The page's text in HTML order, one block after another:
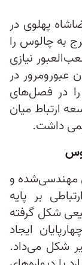
پهلوی در
مسیر کرج به چالوس را
نیازی
عبورومرور در
در فصل‌های
ارتباط میان
داشت.
مهندسی‌شده و
بر پایه
شکل گرفته
ایجاد
شکل می‌داد.